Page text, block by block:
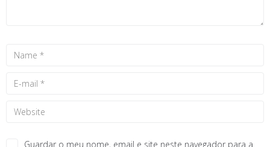
Guardar o meu nome, email e site neste navegador para a